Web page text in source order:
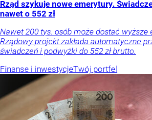
Rząd szykuje nowe emerytury.
nawet o 552 zł
Nawet 200 tys. osób może dostać wyższe
Rządowy projekt zakłada automatyczne
świadczeń i podwyżki do 552 zł brutto.
Finanse i inwestycjeTwój portfel